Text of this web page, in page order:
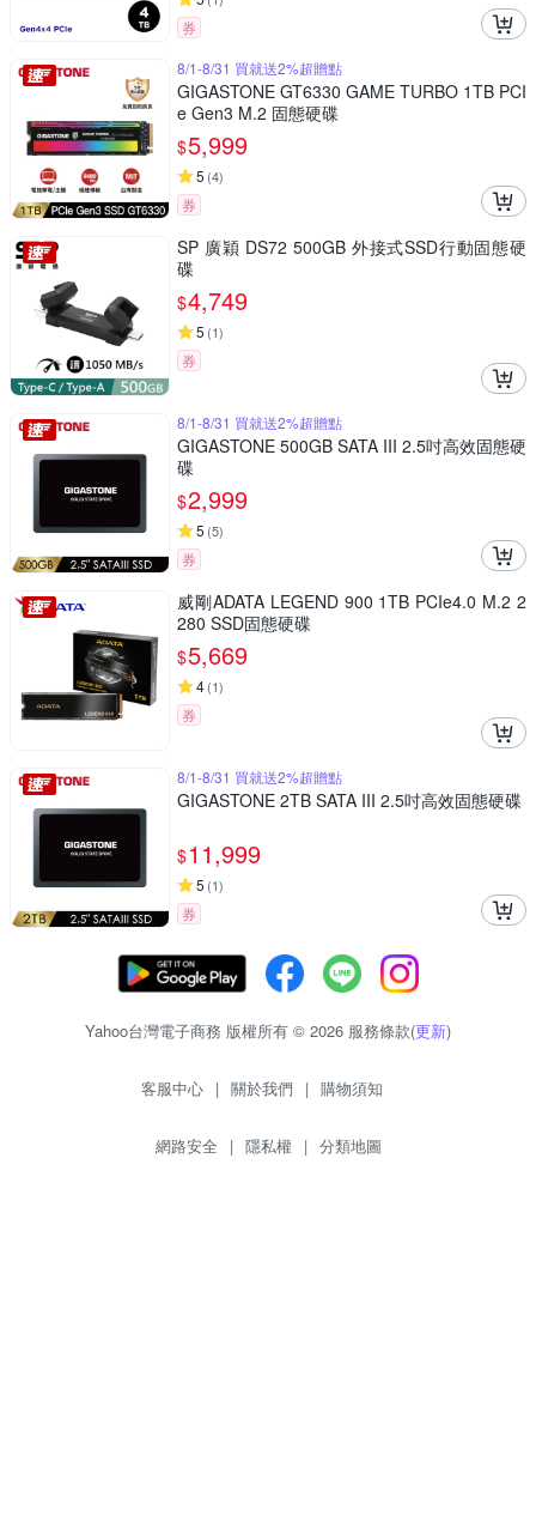
券
8/1-8/31 買就送2%超贈點
GIGASTONE GT6330 GAME TURBO 1TB PCI
e Gen3 M.2 固態硬碟
$5,999
5 (4)
券
SP 廣穎 DS72 500GB 外接式SSD行動固態硬
碟
$4,749
5 (1)
券
8/1-8/31 買就送2%超贈點
GIGASTONE 500GB SATA III 2.5吋高效固態硬
碟
$2,999
5 (5)
券
威剛ADATA LEGEND 900 1TB PCIe4.0 M.2 2
280 SSD固態硬碟
$5,669
4(1)
券
8/1-8/31 買就送2%超贈點
GIGASTONE 2TB SATA III 2.5吋高效固態硬碟
$11,999
5 (1)
券
Yahoo台灣電子商務 版權所有 © 2026 服務條款(更新)
客服中心 | 關於我們 | 購物須知
網路安全 | 隱私權 | 分類地圖